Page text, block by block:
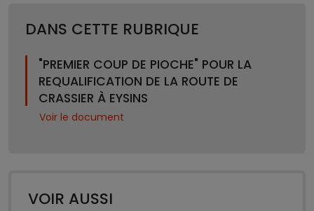
DANS CETTE RUBRIQUE
"PREMIER COUP DE PIOCHE" POUR LA
REQUALIFICATION DE LA ROUTE DE
CRASSIER À EYSINS
Voir le document
VOIR AUSSI